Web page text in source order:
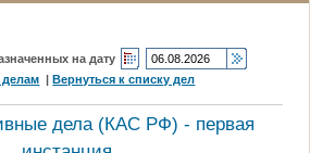
на дату
|Вернуться к списку дел
дела (КАC РФ) - первая